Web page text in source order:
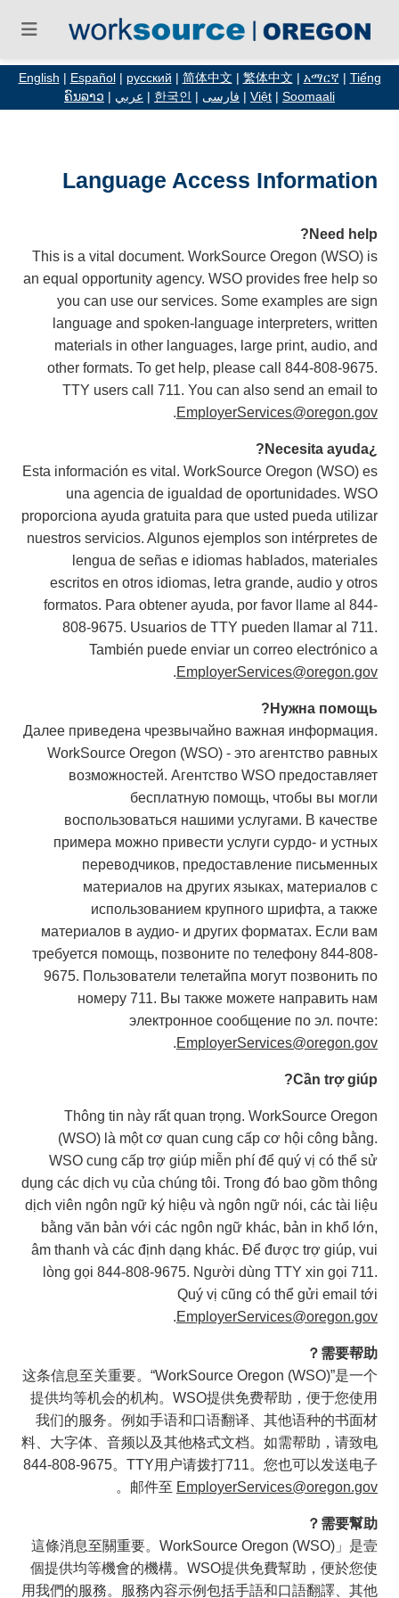
English Español русский 简体中文 繁体中文 አማርኛ
Tiếng
Việt
Soomaali فارسی 한국인 عربي ຄົນລາວ
Language Access Information
Need help?
This is a vital document. WorkSource Oregon (WSO) is
an equal opportunity agency. WSO provides free help so
you can use our services. Some examples are sign
language and spoken-language interpreters, written
materials in other languages, large print, audio, and
other formats. To get help, please call 844-808-9675.
TTY users call 711. You can also send an email to
EmployerServices@oregon.gov
.
¿Necesita ayuda?
Esta información es vital. WorkSource Oregon (WSO) es
una agencia de igualdad de oportunidades. WSO
proporciona ayuda gratuita para que usted pueda utilizar
nuestros servicios. Algunos ejemplos son intérpretes de
lengua de señas e idiomas hablados, materiales
escritos en otros idiomas, letra grande, audio y otros
formatos. Para obtener ayuda, por favor llame al 844-
808-9675. Usuarios de TTY pueden llamar al 711.
También puede enviar un correo electrónico a
EmployerServices@oregon.gov
.
Нужна помощь?
Далее приведена чрезвычайно важная информация.
WorkSource Oregon (WSO) - это агентство равных
возможностей. Агентство WSO предоставляет
бесплатную помощь, чтобы вы могли
воспользоваться нашими услугами. В качестве
примера можно привести услуги сурдо- и устных
переводчиков, предоставление письменных
материалов на других языках, материалов с
использованием крупного шрифта, а также
материалов в аудио- и других форматах. Если вам
требуется помощь, позвоните по телефону 844-808-
9675. Пользователи телетайпа могут позвонить по
номеру 711. Вы также можете направить нам
электронное сообщение по эл. почте:
EmployerServices@oregon.gov
.
Cần trợ giúp?
Thông tin này rất quan trọng. WorkSource Oregon
(WSO) là một cơ quan cung cấp cơ hội công bằng.
WSO cung cấp trợ giúp miễn phí để quý vị có thể sử
dụng các dịch vụ của chúng tôi. Trong đó bao gồm thông
dịch viên ngôn ngữ ký hiệu và ngôn ngữ nói, các tài liệu
bằng văn bản với các ngôn ngữ khác, bản in khổ lớn,
âm thanh và các định dạng khác. Để được trợ giúp, vui
lòng gọi 844-808-9675. Người dùng TTY xin gọi 711.
Quý vị cũng có thể gửi email tới
EmployerServices@oregon.gov
.
需要帮助？
这条信息至关重要。“WorkSource Oregon (WSO)”是一个
提供均等机会的机构。WSO提供免费帮助，便于您使用
我们的服务。例如手语和口语翻译、其他语种的书面材
料、大字体、音频以及其他格式文档。如需帮助，请致电
844-808-9675。TTY用户请拨打711。您也可以发送电子
邮件至 EmployerServices@oregon.gov
。
需要幫助？
這條消息至關重要。WorkSource Oregon (WSO)」是壹
個提供均等機會的機構。WSO提供免費幫助，便於您使
用我們的服務。服務內容示例包括手語和口語翻譯、其他